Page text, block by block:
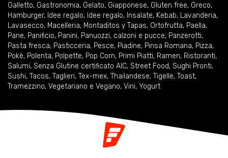
Galletto, Gastronomia, Gelato, Giapponese, Gluten free, Greco,
Hamburger, Idee regalo, Idee regalo, Insalate, Kebab, Lavanderia,
Lavasecco, Macelleria, Montaditos y Tapas, Ortofrutta, Paella,
Pane, Panificio, Panini, Panuozzi, calzoni e pucce, Panzerotti,
Pasta fresca, Pasticceria, Pesce, Piadine, Pinsa Romana, Pizza,
Pokè, Polenta, Polpette, Pop Corn, Primi Piatti, Ramen, Ristoranti,
Salumi, Senza Glutine certificato AIC, Street Food, Sughi Pronti,
Sushi, Tacos, Taglieri, Tex-mex, Thailandese, Tigelle, Toast,
Tramezzino, Vegetariano e Vegano, Vini, Yogurt